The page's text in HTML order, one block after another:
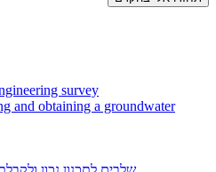
survey
and obtaining a groundwater